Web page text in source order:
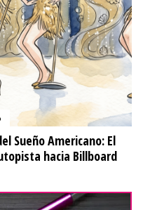
Sueño Americano: El
hacia Billboard